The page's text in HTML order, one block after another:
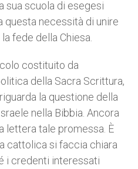
sua scuola di esegesi
questa necessità di unire
fede della Chiesa.
costituito da
della Sacra Scrittura,
la questione della
nella Bibbia. Ancora
lettera tale promessa. È
cattolica si faccia chiara
i credenti interessati